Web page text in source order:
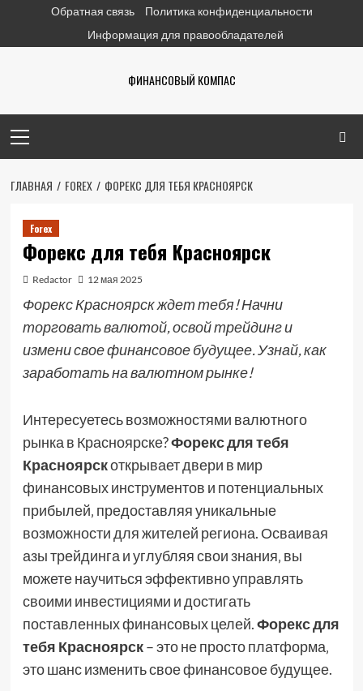
содержимому
Обратная связь
Политика конфиденциальности
Информация для правообладателей
ФИНАНСОВЫЙ КОМПАС
меню
ГЛАВНАЯ FOREX ФОРЕКС ДЛЯ ТЕБЯ КРАСНОЯРСК
Forex
Форекс для тебя Красноярск
Redactor 12 мая 2025
Форекс Красноярск ждет тебя! Начни
торговать валютой, освой трейдинг и
измени свое финансовое будущее. Узнай, как
заработать на валютном рынке!
Интересуетесь возможностями валютного
рынка в Красноярске?Форекс для тебя
Красноярскоткрывает двери в мир
финансовых инструментов и потенциальных
прибылей‚ предоставляя уникальные
возможности для жителей региона. Осваивая
азы трейдинга и углубляя свои знания‚ вы
можете научиться эффективно управлять
своими инвестициями и достигать
поставленных финансовых целей.Форекс для
тебя Красноярск– это не просто платформа‚
это шанс изменить свое финансовое будущее.